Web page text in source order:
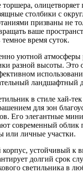
олицетворяет
столбики с
призваны не
ваше
время суток.
уютной атмосферы
разной высоты. Это
ландшафтный
в стиле хай-тек
для зон
Его элегантные
современный облик
или личные участки.
корпус, устойчивый к
долгий срок
светильника в